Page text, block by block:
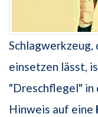
Schlagwerkzeug,
einsetzen lässt,
"Dreschflegel" in
Hinweis auf eine